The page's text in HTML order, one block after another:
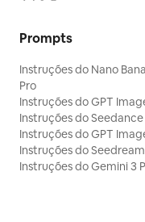
Prompts
Instruções do Nano
Pro
Instruções do GPT
Instruções do Seedance
Instruções do GPT
Instruções do
Instruções do Gemini 3